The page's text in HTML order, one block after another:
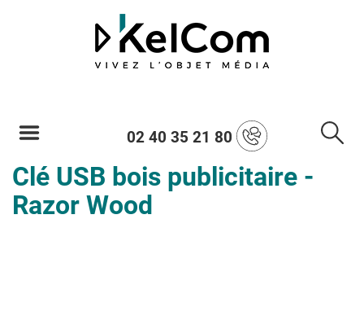
02 40 35 21 80
Clé USB bois publicitaire -
Razor Wood